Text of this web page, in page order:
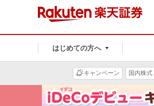
はじめての方へ
キャンペーン 国内株式